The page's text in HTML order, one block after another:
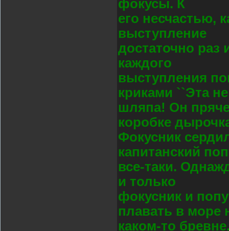
фокусы. К
его несчастью,
выступление
достаточно раз
каждого
выступления
криками ``Эта
шляпа! Он
коробке
Фокусник
капитанский
все-таки.
и только
фокусник и
плавать в море
каком-то